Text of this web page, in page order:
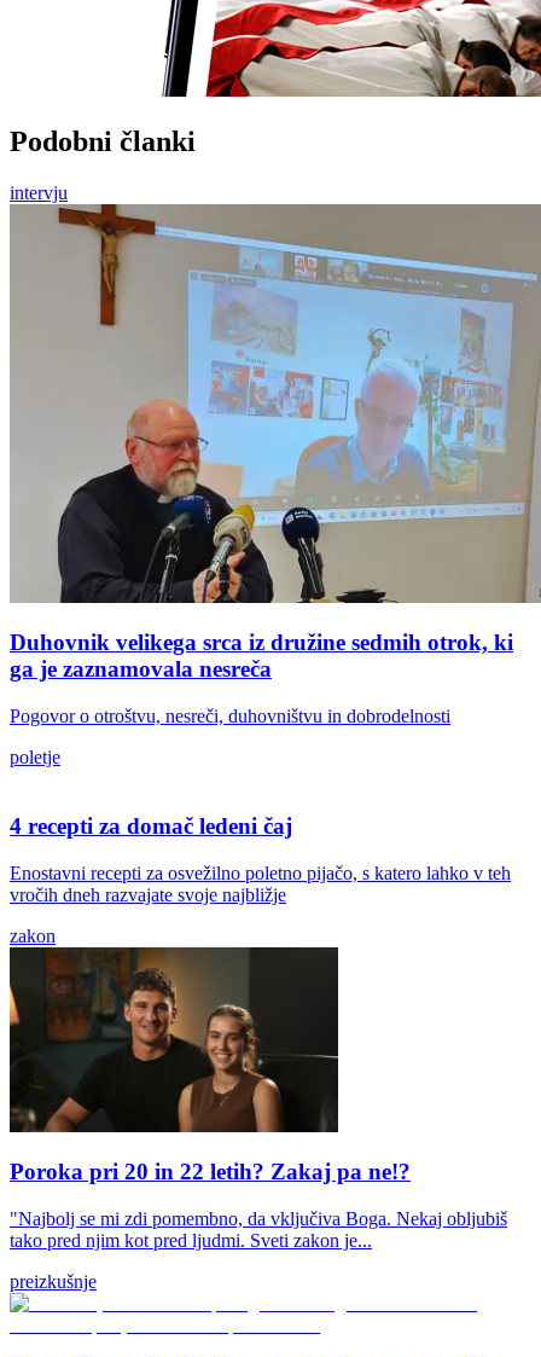
Podobni članki
intervju
Duhovnik velikega srca iz družine sedmih otrok, ki
ga je zaznamovala nesreča
Pogovor o otroštvu, nesreči, duhovništvu in dobrodelnosti
poletje
4 recepti za domač ledeni čaj
Enostavni recepti za osvežilno poletno pijačo, s katero lahko v teh
vročih dneh razvajate svoje najbližje
zakon
Poroka pri 20 in 22 letih? Zakaj pa ne!?
"Najbolj se mi zdi pomembno, da vključiva Boga. Nekaj obljubiš
tako pred njim kot pred ljudmi. Sveti zakon je...
preizkušnje